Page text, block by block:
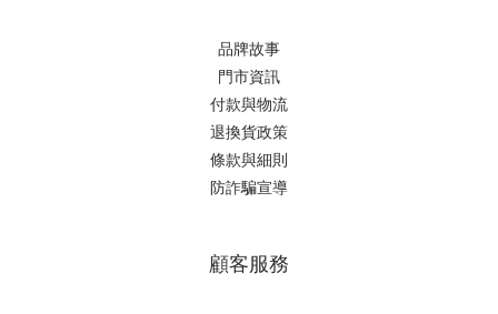
品牌故事
門市資訊
付款與物流
退換貨政策
條款與細則
防詐騙宣導
顧客服務